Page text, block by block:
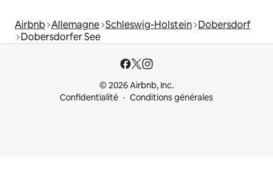
Airbnb Allemagne Schleswig-Holstein Dobersdorf
Dobersdorfer See
© 2026 Airbnb, Inc.
Confidentialité
Conditions générales